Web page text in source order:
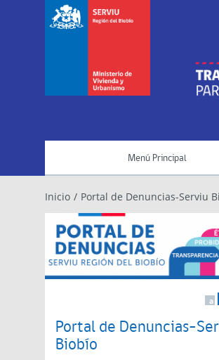
Menú Principal
Inicio / Portal de Denuncias-Serviu
a
Portal de Denuncias-
Biobío